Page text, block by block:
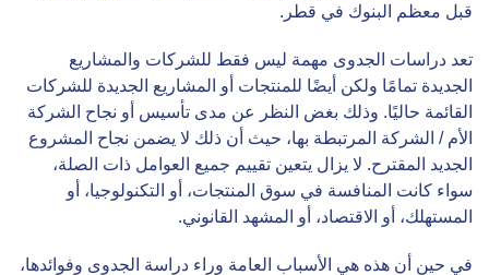
قبل معظم البنوك في قطر.
تعد دراسات الجدوى مهمة ليس فقط للشركات والمشاريع
الجديدة تمامًا ولكن أيضًا للمنتجات أو المشاريع الجديدة للشركات
القائمة حاليًا. وذلك بغض النظر عن مدى تأسيس أو نجاح الشركة
الأم / الشركة المرتبطة بها، حيث أن ذلك لا يضمن نجاح المشروع
الجديد المقترح. لا يزال يتعين تقييم جميع العوامل ذات الصلة،
سواء كانت المنافسة في سوق المنتجات، أو التكنولوجيا، أو
المستهلك، أو الاقتصاد، أو المشهد القانوني.
في حين أن هذه هي الأسباب العامة وراء دراسة الجدوى وفوائدها،